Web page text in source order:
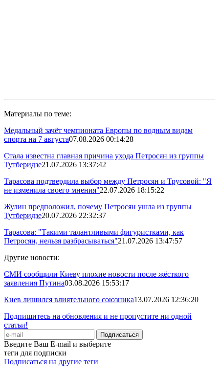
Материалы по теме:
Медальный зачёт чемпионата Европы по водным видам
спорта на 7 августа07.08.2026 00:14:28
Стала известна главная причина ухода Петросян из группы
Тутберидзе21.07.2026 13:37:42
Тарасова подтвердила выбор между Петросян и Трусовой: "Я
не изменила своего мнения"22.07.2026 18:15:22
Жулин предположил, почему Петросян ушла из группы
Тутберидзе20.07.2026 22:32:37
Тарасова: "Такими талантливыми фигуристками, как
Петросян, нельзя разбрасываться"21.07.2026 13:47:57
Другие новости:
СМИ сообщили Киеву плохие новости после жёсткого
заявления Путина03.08.2026 15:53:17
Киев лишился влиятельного союзника13.07.2026 12:36:20
Подпишитесь на обновления и не пропустите ни одной
статьи!
Введите Ваш E-mail и выберите
теги для подписки
Подписаться на другие теги